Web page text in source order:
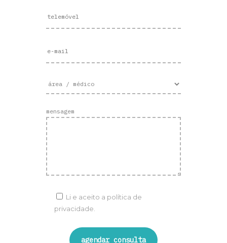
mensagem
Li e aceito a política de
privacidade.